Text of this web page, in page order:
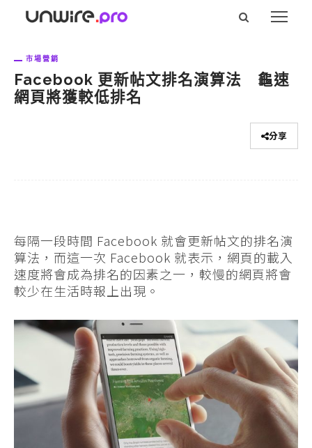
市場營銷
Facebook 更新帖文排名演算法 龜速
網頁將獲較低排名
分享
每隔一段時間 Facebook 就會更新帖文的排名演
算法，而這一次 Facebook 就表示，網頁的載入
速度將會成為排名的因素之一，較慢的網頁將會
較少在生活時報上出現。